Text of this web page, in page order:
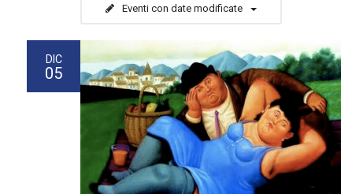
Eventi con date modificate
DIC
05